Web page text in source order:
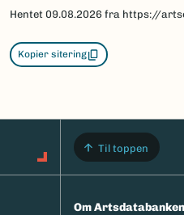
Hentet 09.08.2026 fra https://
Kopier sitering
Til toppen
Om Artsdatabanken